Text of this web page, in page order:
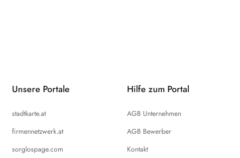
Unsere Portale
stadtkarte.at
firmennetzwerk.at
sorglospage.com
Hilfe zum Portal
AGB Unternehmen
AGB Bewerber
Kontakt